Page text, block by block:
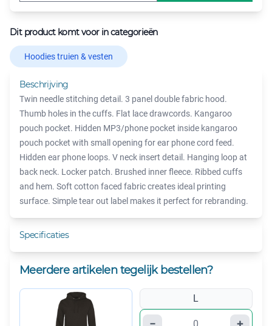
Dit product komt voor in categorieën
Hoodies truien & vesten
Beschrijving
Twin needle stitching detail. 3 panel double fabric hood.
Thumb holes in the cuffs. Flat lace drawcords. Kangaroo
pouch pocket. Hidden MP3/phone pocket inside kangaroo
pouch pocket with small opening for ear phone cord feed.
Hidden ear phone loops. V neck insert detail. Hanging loop at
back neck. Locker patch. Brushed inner fleece. Ribbed cuffs
and hem. Soft cotton faced fabric creates ideal printing
surface. Simple tear out label makes it perfect for rebranding.
Specificaties
Meerdere artikelen tegelijk bestellen?
L